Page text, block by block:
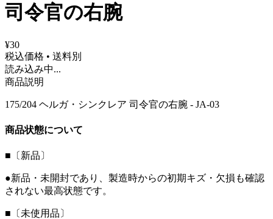
司令官の右腕
¥30
税込価格 • 送料別
読み込み中...
商品説明
175/204 ヘルガ・シンクレア 司令官の右腕 - JA-03
商品状態について
■〔新品〕
●新品・未開封であり、製造時からの初期キズ・欠損も確認
されない最高状態です。
■〔未使用品〕